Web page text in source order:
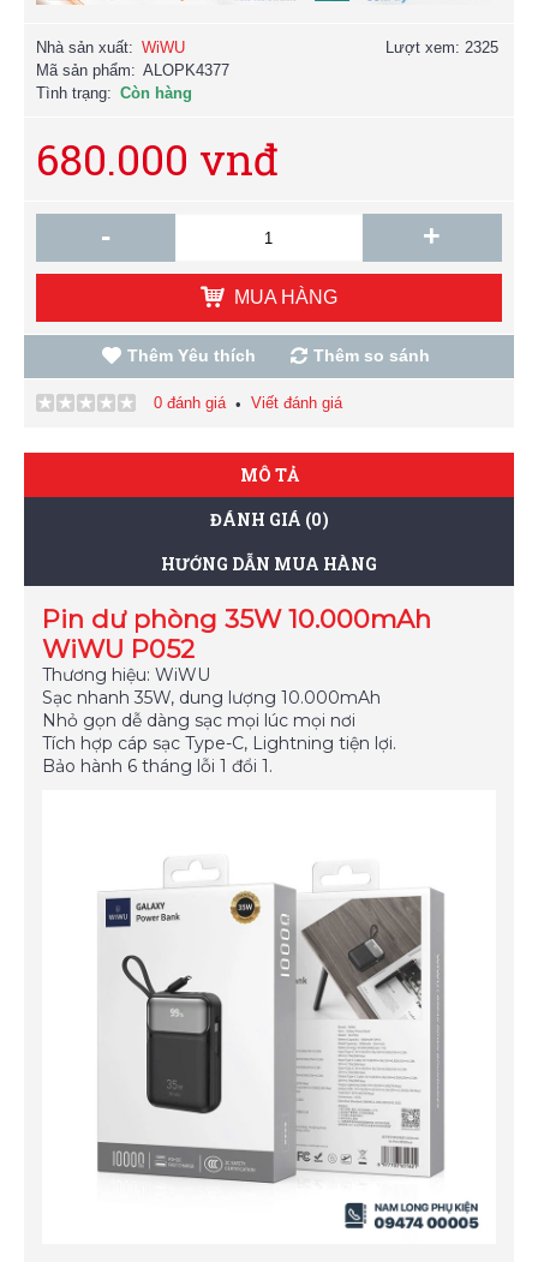
Lượt xem: 2325
Nhà sản xuất: WiWU
Mã sản phẩm: ALOPK4377
Tình trạng: Còn hàng
680.000 vnđ
- +
MUA HÀNG
Thêm Yêu thích Thêm so sánh
0 đánh giá• Viết đánh giá
MÔ TẢ
ĐÁNH GIÁ (0)
HƯỚNG DẪN MUA HÀNG
Pin dư phòng 35W 10.000mAh
WiWU P052
Thương hiệu: WiWU
Sạc nhanh 35W, dung lượng 10.000mAh
Nhỏ gọn dễ dàng sạc mọi lúc mọi nơi
Tích hợp cáp sạc Type-C, Lightning tiện lợi.
Bảo hành 6 tháng lỗi 1 đổi 1.